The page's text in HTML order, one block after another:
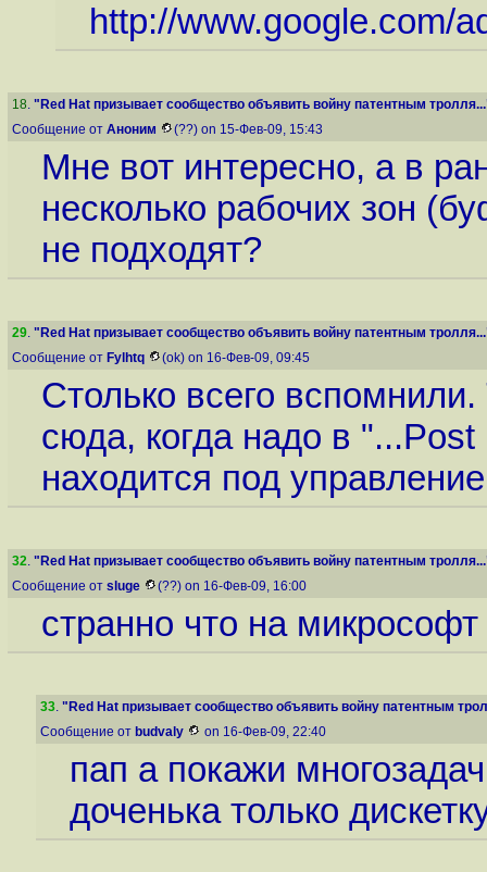
http://www.google.com/
18. "Red Hat призывает сообщество объявить войну патентным
Сообщение от Аноним (??) on 15-Фев-09, 15:43
Мне вот интересно, а в
несколько рабочих зон
не подходят?
29. "Red Hat призывает сообщество объявить войну патентным
Сообщение от Fylhtq (ok) on 16-Фев-09, 09:45
Столько всего
сюда, когда надо в
находится под
32. "Red Hat призывает сообщество объявить войну патентным
Сообщение от sluge (??) on 16-Фев-09, 16:00
странно что на
33. "Red Hat призывает сообщество объявить войну патентным
Сообщение от budvaly on 16-Фев-09, 22:40
пап а покажи
доченька только